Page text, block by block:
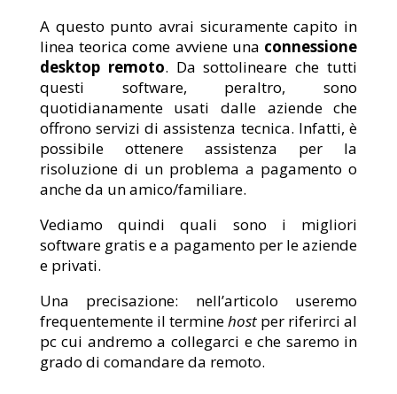
A questo punto avrai sicuramente capito in
linea teorica come avviene una connessione
desktop remoto. Da sottolineare che tutti
questi software, peraltro, sono
quotidianamente usati dalle aziende che
offrono servizi di assistenza tecnica. Infatti, è
possibile ottenere assistenza per la
risoluzione di un problema a pagamento o
anche da un amico/familiare.
Vediamo quindi quali sono i migliori
software gratis e a pagamento per le aziende
e privati.
Una precisazione: nell’articolo useremo
frequentemente il terminehost per riferirci al
pc cui andremo a collegarci e che saremo in
grado di comandare da remoto.